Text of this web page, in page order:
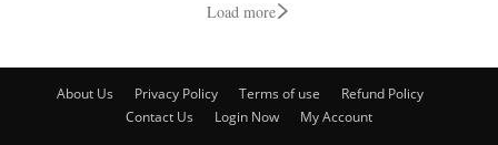
Load more
About Us Privacy Policy Terms of use
Refund Policy
Contact Us
Login Now My Account